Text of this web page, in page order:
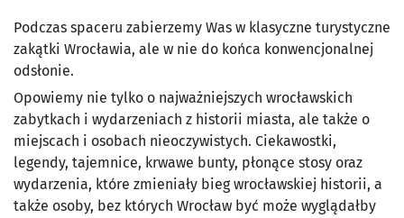
Podczas spaceru zabierzemy Was w klasyczne turystyczne
zakątki Wrocławia, ale w nie do końca konwencjonalnej
odsłonie.
Opowiemy nie tylko o najważniejszych wrocławskich
zabytkach i wydarzeniach z historii miasta, ale także o
miejscach i osobach nieoczywistych. Ciekawostki,
legendy, tajemnice, krwawe bunty, płonące stosy oraz
wydarzenia, które zmieniały bieg wrocławskiej historii, a
także osoby, bez których Wrocław być może wyglądałby